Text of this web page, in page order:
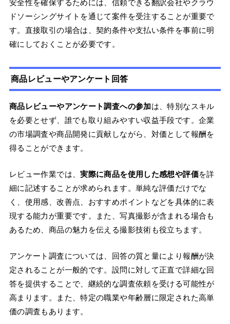
安全性を確保するためには、信頼できる翻訳会社やクラウ
ドソーシングサイトを通じて案件を受注することが重要で
す。直接取引の場合は、契約条件や支払い条件を事前に明
確にしておくことが必要です。
商品レビューやアンケート回答
商品レビューやアンケート調査への参加は、特別なスキル
を必要とせず、誰でも取り組みやすい収益手段です。企業
の市場調査や商品開発に貢献しながら、対価として報酬を
得ることができます。
レビュー作業では、実際に商品を使用した感想や評価を詳
細に記述することが求められます。単純な評価だけでな
く、使用感、改善点、おすすめポイントなどを具体的に表
現する能力が重要です。また、写真撮影が含まれる場合も
あるため、商品の魅力を伝える撮影技術も役立ちます。
アンケート調査については、回答の質と量により報酬が決
定されることが一般的です。設問に対して正直で詳細な回
答を提供することで、継続的な調査依頼を受ける可能性が
高まります。また、特定の職業や年齢層に限定された高単
価の調査もあります。